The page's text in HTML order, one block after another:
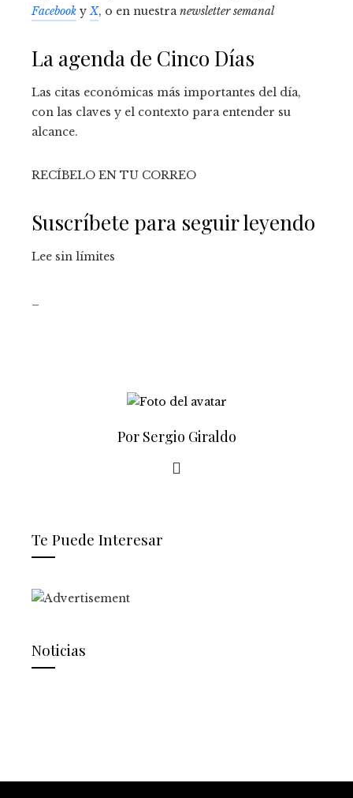
Facebook yX, o en nuestranewsletter semanal
La agenda de Cinco Días
Las citas económicas más importantes del día,
con las claves y el contexto para entender su
alcance.
RECÍBELO EN TU CORREO
Suscríbete para seguir leyendo
Lee sin límites
Por Sergio Giraldo
Te Puede Interesar
Noticias